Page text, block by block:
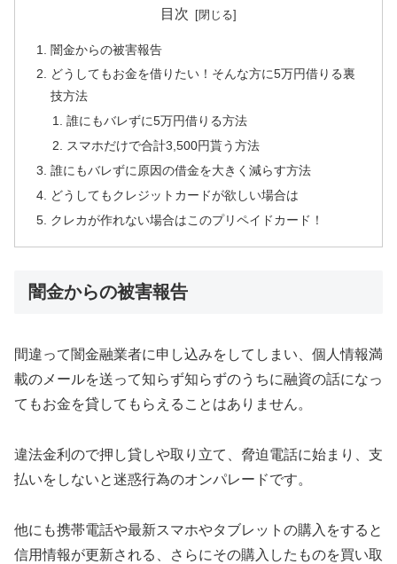
目次
闇金からの被害報告
どうしてもお金を借りたい！そんな方に5万円借りる裏
技方法
誰にもバレずに5万円借りる方法
スマホだけで合計3,500円貰う方法
誰にもバレずに原因の借金を大きく減らす方法
どうしてもクレジットカードが欲しい場合は
クレカが作れない場合はこのプリペイドカード！
闇金からの被害報告
間違って闇金融業者に申し込みをしてしまい、個人情報満
載のメールを送って知らず知らずのうちに融資の話になっ
てもお金を貸してもらえることはありません。
違法金利ので押し貸しや取り立て、脅迫電話に始まり、支
払いをしないと迷惑行為のオンパレードです。
他にも携帯電話や最新スマホやタブレットの購入をすると
信用情報が更新される、さらにその購入したものを買い取